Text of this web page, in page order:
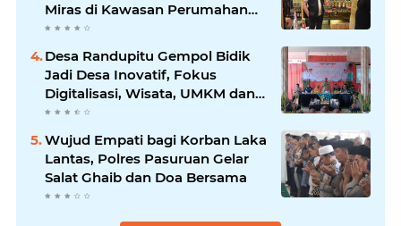
Miras di Kawasan Perumahan
Sidoarjo
Desa Randupitu Gempol Bidik
Jadi Desa Inovatif, Fokus
Digitalisasi, Wisata, UMKM dan
Ketahanan Pangan
Wujud Empati bagi Korban Laka
Lantas, Polres Pasuruan Gelar
Salat Ghaib dan Doa Bersama